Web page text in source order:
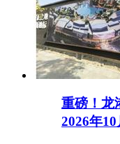
重磅！龙
2026年